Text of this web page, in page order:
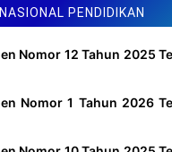
PENDIDIKAN
Nomor 12 Tahun 2025
Nomor 1 Tahun 2026